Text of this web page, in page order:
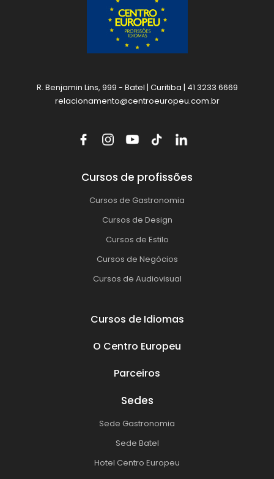
R. Benjamin Lins, 999 - Batel | Curitiba | 41 3233 6669
relacionamento@centroeuropeu.com.br
Cursos de profissões
Cursos de Gastronomia
Cursos de Design
Cursos de Estilo
Cursos de Negócios
Cursos de Audiovisual
Cursos de Idiomas
O Centro Europeu
Parceiros
Sedes
Sede Gastronomia
Sede Batel
Hotel Centro Europeu